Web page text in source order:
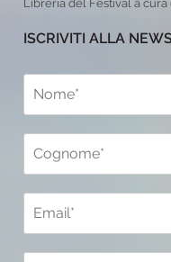
Libreria del Festival a
ISCRIVITI ALLA